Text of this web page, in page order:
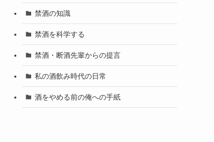
禁酒の知識
禁酒を科学する
禁酒・断酒先輩からの提言
私の酒飲み時代の日常
酒をやめる前の俺への手紙